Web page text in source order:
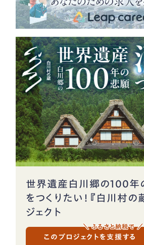
世界遺産白川郷の100年
をつくりたい！『白川村の
ジェクト
このプロジェクトを支援する
＼ ふるさと納税で ／